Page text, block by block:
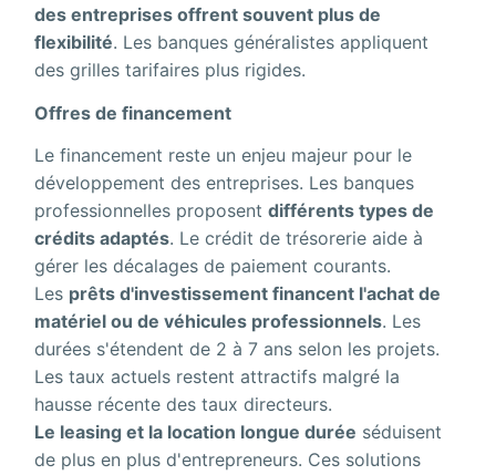
des entreprises offrent souvent plus de
flexibilité. Les banques généralistes appliquent
des grilles tarifaires plus rigides.
Offres de financement
Le financement reste un enjeu majeur pour le
développement des entreprises. Les banques
professionnelles proposentdifférents types de
crédits adaptés. Le crédit de trésorerie aide à
gérer les décalages de paiement courants.
Les prêts d'investissement financent l'achat de
matériel ou de véhicules professionnels. Les
durées s'étendent de 2 à 7 ans selon les projets.
Les taux actuels restent attractifs malgré la
hausse récente des taux directeurs.
Le leasing et la location longue durée séduisent
de plus en plus d'entrepreneurs. Ces solutions